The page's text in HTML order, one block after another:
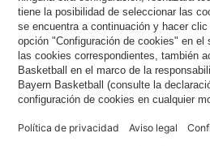
también
¿Quieres